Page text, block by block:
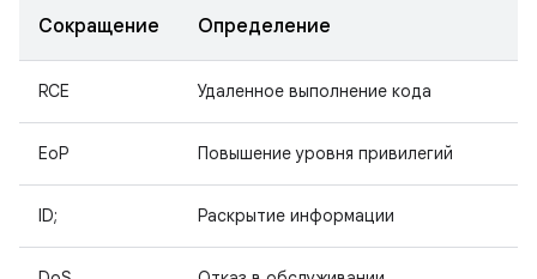
Сокращение Определение
RCE Удаленное выполнение кода
EoP Повышение уровня привилегий
ID; Раскрытие информации